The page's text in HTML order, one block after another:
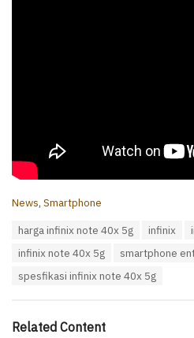
C
s
News, Smartphone
harga infinix note 40x 5g infinix
infinix note 40x 5g
smartphone
spesfikasi infinix note 40x 5g
Related Content